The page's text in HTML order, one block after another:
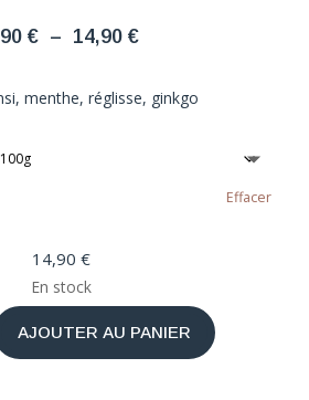
€ – 14,90€Plage
prix :
menthe, réglisse, ginkgo
Effacer
14,90€
En stock
AJOUTER AU PANIER